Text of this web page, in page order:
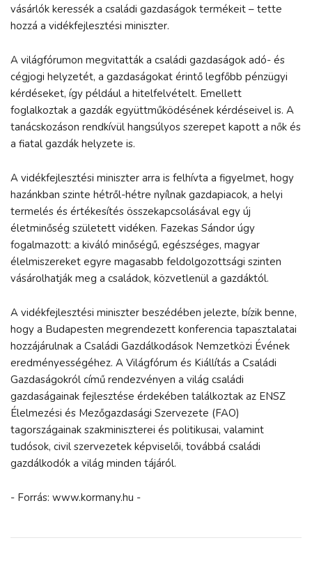
vásárlók keressék a családi gazdaságok termékeit – tette
hozzá a vidékfejlesztési miniszter.
A világfórumon megvitatták a családi gazdaságok adó- és
cégjogi helyzetét, a gazdaságokat érintő legfőbb pénzügyi
kérdéseket, így például a hitelfelvételt. Emellett
foglalkoztak a gazdák együttműködésének kérdéseivel is. A
tanácskozáson rendkívül hangsúlyos szerepet kapott a nők és
a fiatal gazdák helyzete is.
A vidékfejlesztési miniszter arra is felhívta a figyelmet, hogy
hazánkban szinte hétről-hétre nyílnak gazdapiacok, a helyi
termelés és értékesítés összekapcsolásával egy új
életminőség született vidéken. Fazekas Sándor úgy
fogalmazott: a kiváló minőségű, egészséges, magyar
élelmiszereket egyre magasabb feldolgozottsági szinten
vásárolhatják meg a családok, közvetlenül a gazdáktól.
A vidékfejlesztési miniszter beszédében jelezte, bízik benne,
hogy a Budapesten megrendezett konferencia tapasztalatai
hozzájárulnak a Családi Gazdálkodások Nemzetközi Évének
eredményességéhez. A Világfórum és Kiállítás a Családi
Gazdaságokról című rendezvényen a világ családi
gazdaságainak fejlesztése érdekében találkoztak az ENSZ
Élelmezési és Mezőgazdasági Szervezete (FAO)
tagországainak szakminiszterei és politikusai, valamint
tudósok, civil szervezetek képviselői, továbbá családi
gazdálkodók a világ minden tájáról.
- Forrás: www.kormany.hu -